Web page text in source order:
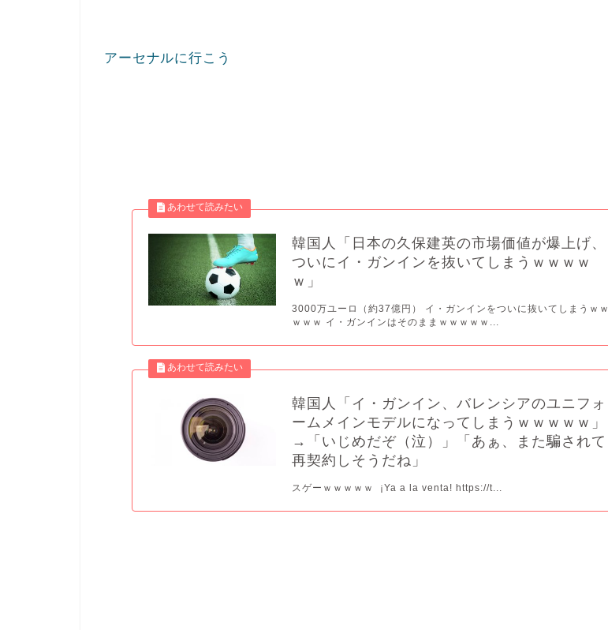
アーセナルに行こう
韓国人「日本の久保建英の市場価値が爆上げ、
ついにイ・ガンインを抜いてしまうｗｗｗｗ
ｗ」
3000万ユーロ（約37億円） イ・ガンインをついに抜いてしまうｗｗ
ｗｗｗ イ・ガンインはそのままｗｗｗｗｗ...
韓国人「イ・ガンイン、バレンシアのユニフォ
ームメインモデルになってしまうｗｗｗｗｗ」
→「いじめだぞ（泣）」「あぁ、また騙されて
再契約しそうだね」
スゲーｗｗｗｗｗ ️ ¡Ya a la venta! https://t...